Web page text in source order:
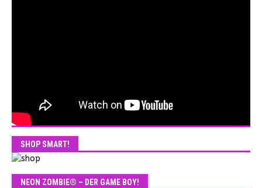
SHOP SMART!
NEON ZOMBIE® – DER GAME BOY!